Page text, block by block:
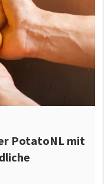
PotatoNL mit